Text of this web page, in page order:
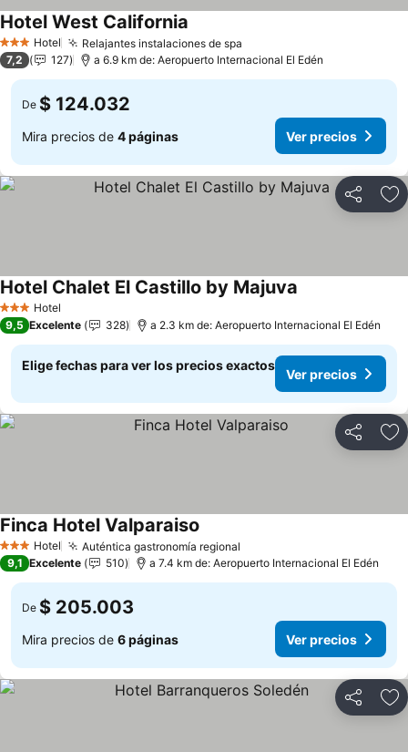
3 Estrellas
Hotel Relajantes instalaciones de spa
Hotel West California
7,2 127 a 6.9 km de: Aeropuerto Internacional El Edén
De $ 124.032
Mira precios de 4 páginas Ver precios
Compartir
3 Estrellas
Hotel
Hotel Chalet El Castillo by Majuva
9,5 Excelente 328 a 2.3 km de: Aeropuerto Internacional El Edén
Elige fechas para ver los precios exactos
Ver precios
Compartir
3 Estrellas
Hotel Auténtica gastronomía regional
Finca Hotel Valparaiso
9,1 Excelente 510 a 7.4 km de: Aeropuerto Internacional El Edén
De $ 205.003
Mira precios de 6 páginas Ver precios
Compartir